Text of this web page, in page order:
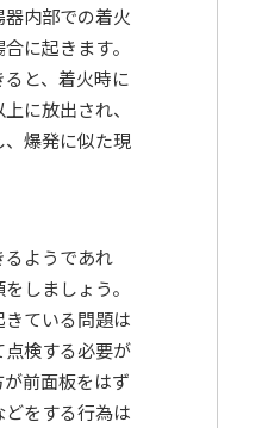
内部での着火
に起きます。
と、着火時に
に放出され、
爆発に似た現
ようであれ
しましょう。
ている問題は
検する必要が
前面板をはず
をする行為は